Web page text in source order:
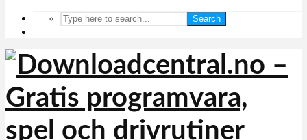
Search